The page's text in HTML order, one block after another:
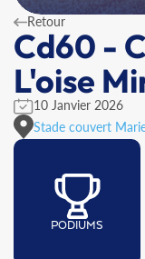
Retour
Cd60 -
L'oise
10 Janvier 2026
Stade couvert
PODIUMS